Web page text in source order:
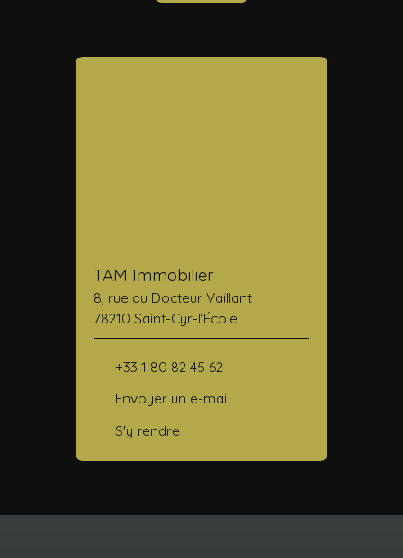
TAM Immobilier
8, rue du Docteur Vaillant
78210 Saint-Cyr-l'École
+33 1 80 82 45 62
Envoyer un e-mail
S'y rendre